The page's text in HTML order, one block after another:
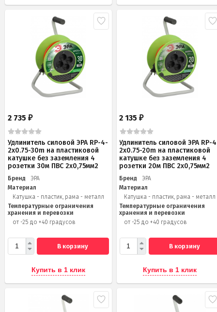
2 735 ₽
Удлинитель силовой ЭРА RP-4-
2x0.75-30m на пластиковой
катушке без заземления 4
розетки 30м ПВС 2х0,75мм2
Бренд
ЭРА
Материал
Катушка - пластик, рама - металл
Температурные ограничения
хранения и перевозки
от -25 до +40 градусов
В корзину
Купить в 1 клик
2 135₽
Удлинитель силовой ЭРА RP-
2x0.75-20m на пластиковой
катушке без заземления 4
розетки 20м ПВС 2х0,75мм2
Бренд
ЭРА
Материал
Катушка - пластик, рама - металл
Температурные ограничения
хранения и перевозки
от -25 до +40 градусов
В корзину
Купить в 1 клик